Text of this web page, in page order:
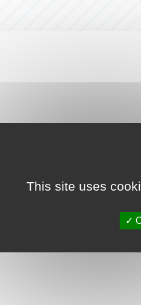
This site uses